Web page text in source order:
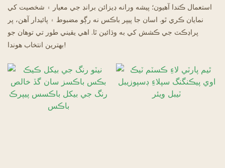
بيڪري
چِڪَ وارو چمچو
استعمال ڪندا آهيون؛ پيشه ورانه ڊيزائن برانڊ جي معيار ۽ شخصيت کي
نمايان ڪري ٿو. اسان جا پيپر باڪس نه رڳو مضبوط ۽ پائيدار آهن، پر
پراڊڪٽ جي ڪشش کي به وڌائين ٿا. اهي يقيني طور تي توهان جو
بهترين انتخاب هوندا!